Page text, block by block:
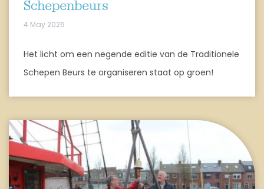
Schepenbeurs
4 May 2026
Het licht om een negende editie van de Traditionele
Schepen Beurs te organiseren staat op groen!